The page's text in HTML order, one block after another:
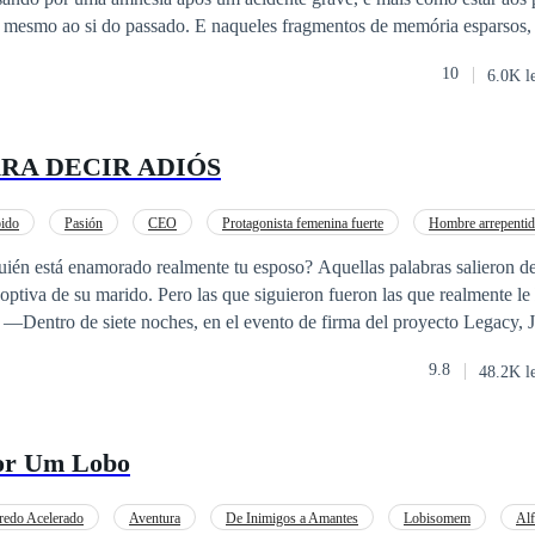
fragmentos de memória esparsos, Ivan sabia que
tão desesperadamente.
10 6.0K
DECIR ADIÓS
Pasión CEO Protagonista femenina fuerte Hombre
realmente tu esposo? Aquellas palabras salieron de la boca de
de su marido. Pero las que siguieron fueron las que realmente
de siete noches, en el evento de firma del proyecto Legacy,
noches, haré que él se deshaga de ti. Katerina cerró los ojos por
y los prestigiosos Blackwood sabrían por fin quién era
9.8 48.2K
Um Lobo
Acelerado Aventura De Inimigos a Amantes Lobisomem